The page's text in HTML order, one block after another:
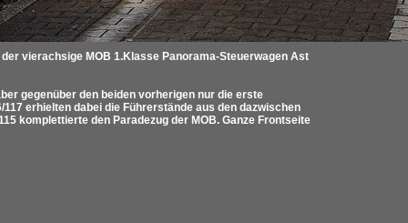
vierachsige MOB 1.Klasse Panorama-Steuerwagen Ast
gegenüber den beiden vorherigen nur die erste
erhielten dabei die Führerstände aus den dazwischen
komplettierte den Paradezug der MOB. Ganze Frontseite